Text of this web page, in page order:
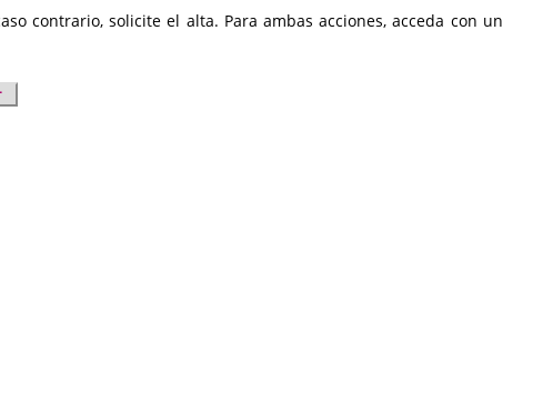
contrario, solicite el alta. Para ambas acciones, acceda con un